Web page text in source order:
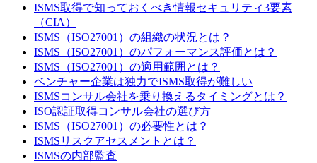
ISMS取得で知っておくべき情報セキュリティ3要素
（CIA）
ISMS（ISO27001）の組織の状況とは？
ISMS（ISO27001）のパフォーマンス評価とは？
ISMS（ISO27001）の適用範囲とは？
ベンチャー企業は独力でISMS取得が難しい
ISMSコンサル会社を乗り換えるタイミングとは？
ISO認証取得コンサル会社の選び方
ISMS（ISO27001）の必要性とは？
ISMSリスクアセスメントとは？
ISMSの内部監査